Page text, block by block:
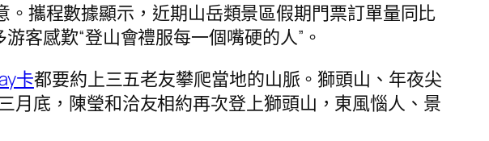
攜程數據顯示，近期山岳類景區假期門票訂單量同比
客感歎“登山會禮服每一個嘴硬的人”。
卡都要約上三五老友攀爬當地的山脈。獅頭山、年夜尖
月底，陳瑩和洽友相約再次登上獅頭山，東風惱人、景